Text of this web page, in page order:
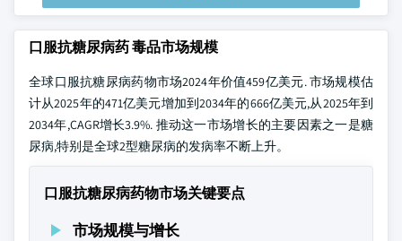
口服抗糖尿病药 毒品市场规模
全球口服抗糖尿病药物市场2024年价值459亿美元. 市场规模估
计从2025年的471亿美元增加到2034年的666亿美元,从2025年到
2034年,CAGR增长3.9%. 推动这一市场增长的主要因素之一是糖
尿病,特别是全球2型糖尿病的发病率不断上升。
口服抗糖尿病药物市场关键要点
市场规模与增长